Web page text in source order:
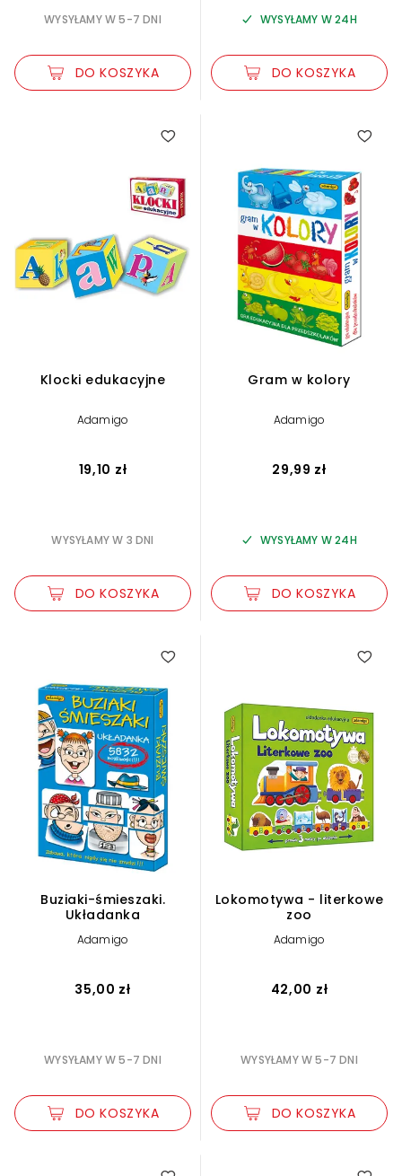
WYSYŁAMY W 5-7 DNI
DO KOSZYKA
WYSYŁAMY W 24H
DO KOSZYKA
Klocki edukacyjne
Adamigo
19,10 zł
WYSYŁAMY W 3 DNI
DO KOSZYKA
Gram w kolory
Adamigo
29,99 zł
WYSYŁAMY W 24H
DO KOSZYKA
Buziaki-śmieszaki.
Układanka
Adamigo
35,00 zł
WYSYŁAMY W 5-7 DNI
DO KOSZYKA
Lokomotywa - literkowe
zoo
Adamigo
42,00 zł
WYSYŁAMY W 5-7 DNI
DO KOSZYKA